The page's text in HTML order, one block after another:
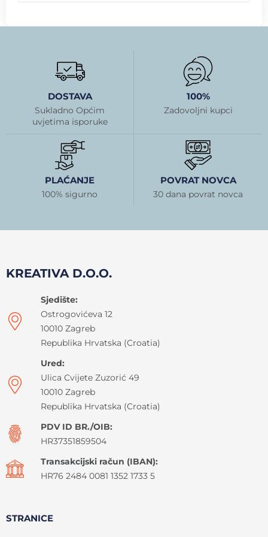
DOSTAVA
Sukladno Općim
uvjetima isporuke
100%
Zadovoljni kupci
PLAĆANJE
100% sigurno
POVRAT NOVCA
30 dana povrat novca
KREATIVA D.O.O.
Sjedište:
Ostrogovićeva 12
10010 Zagreb
Republika Hrvatska (Croatia)
Ured:
Ulica Cvijete Zuzorić 49
10010 Zagreb
Republika Hrvatska (Croatia)
PDV ID BR./OIB:
HR37351859504
Transakcijski račun (IBAN):
HR76 2484 0081 1352 1733 5
STRANICE